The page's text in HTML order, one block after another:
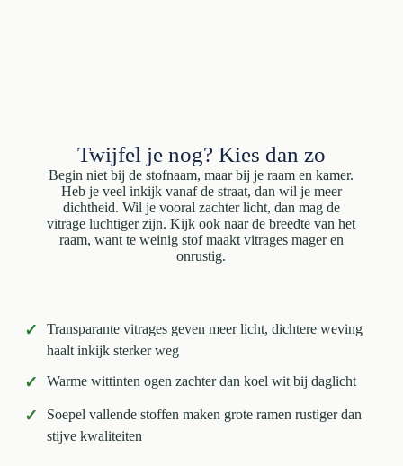
Twijfel je nog? Kies dan zo
Begin niet bij de stofnaam, maar bij je raam en kamer.
Heb je veel inkijk vanaf de straat, dan wil je meer
dichtheid. Wil je vooral zachter licht, dan mag de
vitrage luchtiger zijn. Kijk ook naar de breedte van het
raam, want te weinig stof maakt vitrages mager en
onrustig.
✓
Transparante vitrages geven meer licht, dichtere weving
haalt inkijk sterker weg
✓ Warme wittinten ogen zachter dan koel wit bij daglicht
✓
Soepel vallende stoffen maken grote ramen rustiger dan
stijve kwaliteiten